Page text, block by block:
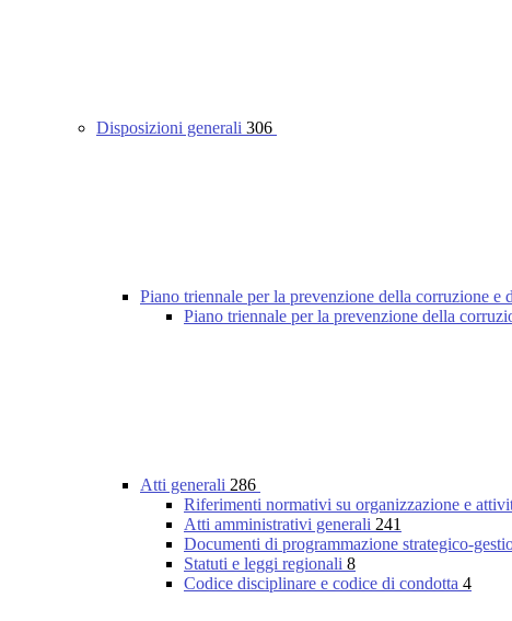
Disposizioni generali 306
Piano triennale per la prevenzione della corruzione e
Piano triennale per la prevenzione della
Atti generali 286
Riferimenti normativi su organizzazione e
Atti amministrativi generali 241
Documenti di programmazione strategico-
Statuti e leggi regionali 8
Codice disciplinare e codice di condotta 4